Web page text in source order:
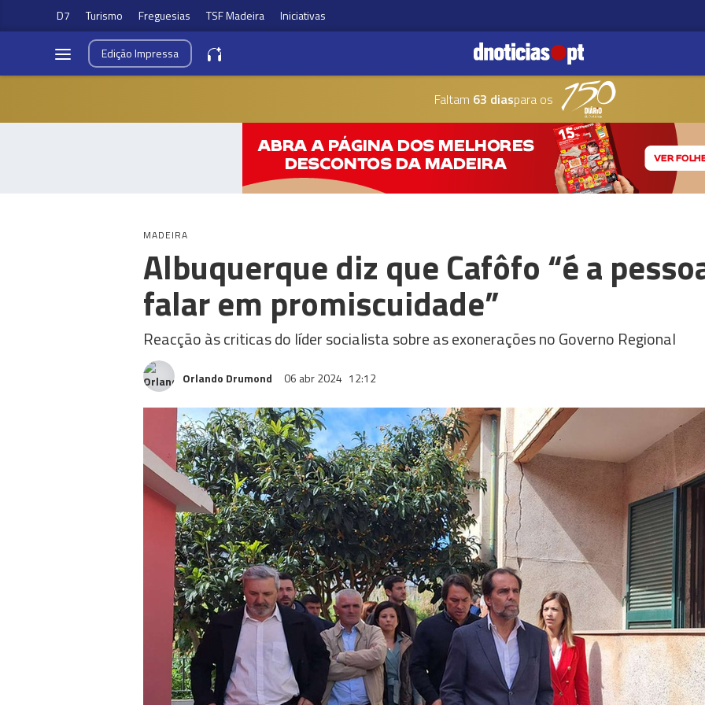
D7 Turismo Freguesias TSF Madeira Iniciativas
EdiçãoImpressa
Faltam 63 diaspara os
MADEIRA
Albuquerque diz que Cafôfo “é a
falar em promiscuidade”
Reacção às criticas do líder socialista sobre as exonerações no Governo Regional
Orlando Drumond 06 abr 2024 12:12